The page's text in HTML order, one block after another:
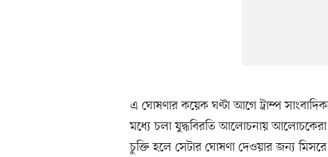
এ ঘোষণার কয়েক ঘণ্টা আগে ট্রাম্প
মধ্যে চলা যুদ্ধবিরতি আলোচনায় আলোচকেরা
চুক্তি হলে সেটার ঘোষণা দেওয়ার জন্য মিসরে